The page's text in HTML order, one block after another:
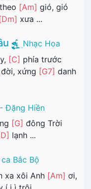
[Am] gió, gió
[Dm] xưa ...
Nhạc Hoa
[C] phía trước
đời, xứng [G7] danh
Đặng Hiền
[G] đông Trời
lạnh ...
Bắc Bộ
xa xôi Anh [Am] ơi,